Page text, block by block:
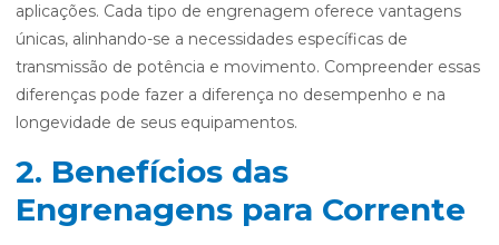
aplicações. Cada tipo de engrenagem oferece vantagens
únicas, alinhando-se a necessidades específicas de
transmissão de potência e movimento. Compreender essas
diferenças pode fazer a diferença no desempenho e na
longevidade de seus equipamentos.
2. Benefícios das
Engrenagens para Corrente